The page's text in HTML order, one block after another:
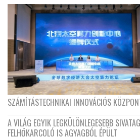
SZÁMÍTÁSTECHNIKAI INNOVÁCIÓS
A VILÁG EGYIK LEGKÜLÖNLEGESEBB
FELHŐKARCOLÓ IS AGYAGBÓL ÉPÜLT